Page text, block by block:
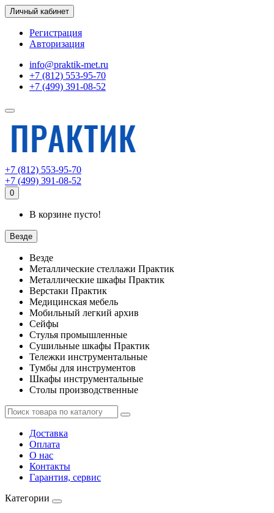
Личный кабинет
Регистрация
Авторизация
info@praktik-met.ru
+7 (812) 553-95-70
+7 (499) 391-08-52
+7 (812) 553-95-70
+7 (499) 391-08-52
0
В корзине пусто!
Везде
Везде
Металлические стеллажи Практик
Металлические шкафы Практик
Верстаки Практик
Медицинская мебель
Мобильный легкий архив
Сейфы
Стулья промышленные
Сушильные шкафы Практик
Тележки инструментальные
Тумбы для инструментов
Шкафы инструментальные
Столы производственные
Доставка
Оплата
О нас
Контакты
Гарантия, сервис
Категории